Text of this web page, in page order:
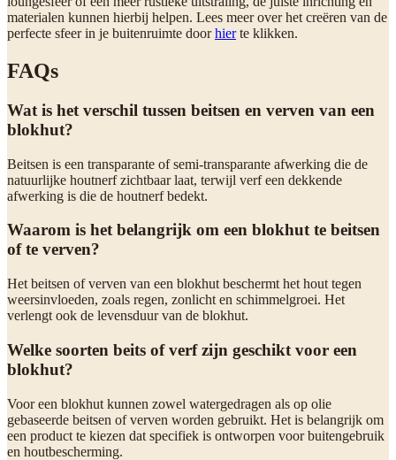
materialen kunnen hierbij helpen. Lees meer over het creëren van de
perfecte sfeer in je buitenruimte doorhierte klikken.
FAQs
Wat is het verschil tussen beitsen en verven van een
blokhut?
Beitsen is een transparante of semi-transparante afwerking die de
natuurlijke houtnerf zichtbaar laat, terwijl verf een dekkende
afwerking is die de houtnerf bedekt.
Waarom is het belangrijk om een blokhut te beitsen
of te verven?
Het beitsen of verven van een blokhut beschermt het hout tegen
weersinvloeden, zoals regen, zonlicht en schimmelgroei. Het
verlengt ook de levensduur van de blokhut.
Welke soorten beits of verf zijn geschikt voor een
blokhut?
Voor een blokhut kunnen zowel watergedragen als op olie
gebaseerde beitsen of verven worden gebruikt. Het is belangrijk om
een product te kiezen dat specifiek is ontworpen voor buitengebruik
en houtbescherming.